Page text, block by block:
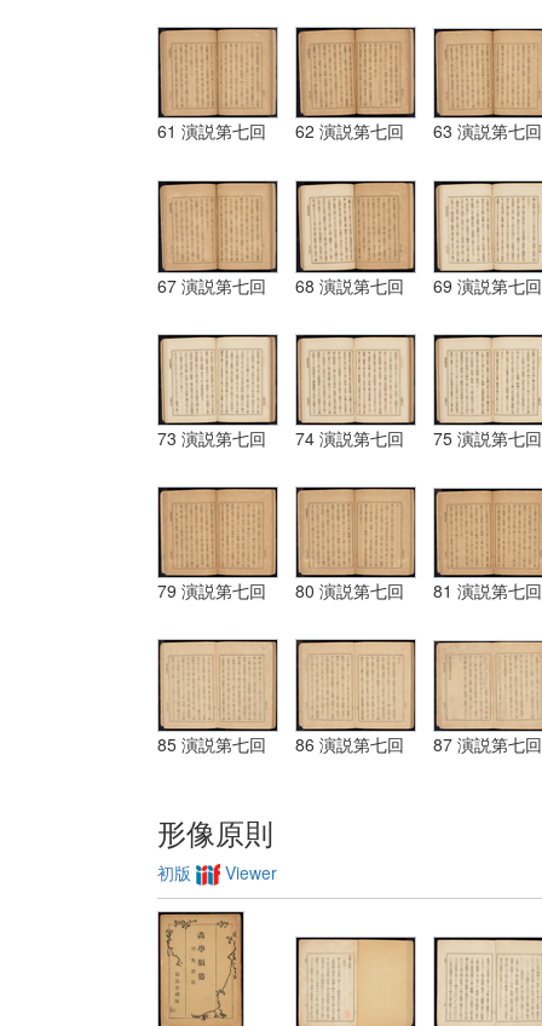
61 演説第七回 62 演説第七回 63 演説第七回
67 演説第七回 68 演説第七回 69 演説第七回
73 演説第七回 74 演説第七回 75 演説第七回
79 演説第七回 80 演説第七回 81 演説第七回
85 演説第七回 86 演説第七回 87 演説第七回
形像原則
初版 Viewer